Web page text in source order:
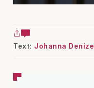
Text: Johanna Denize